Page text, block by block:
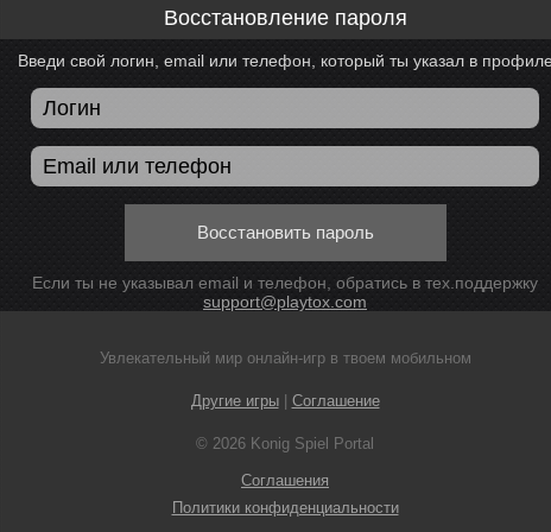
Восстановление пароля
Введи свой логин, email или телефон, который ты указал в
Восстановить пароль
Если ты не указывал email и телефон, обратись в тех.поддержку
support@playtox.com
Увлекательный мир онлайн-игр в твоем мобильном
Другие игры| Соглашение
© 2026 Konig Spiel Portal
Соглашения
Политики конфиденциальности